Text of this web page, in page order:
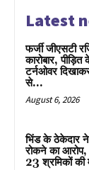
Latest
फर्जी जीएसटी
कारोबार,
टर्नओवर
से...
August 6, 2026
भिंड के ठेकेदार
रोकने का आरोप,
23 श्रमिकों